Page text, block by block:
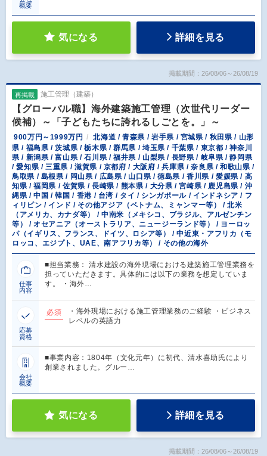
概要
気になる 詳細を見る
掲載期間：26/08/06～26/08/19
再掲載 施工管理（建築）
【グローバル職】海外建築施工管理（次世代リーダー
候補）～「子どもたちに誇れるしごとを。」～
900万円～1999万円
北海道 / 青森県 / 岩手県 / 宮城県 / 秋田県 / 山形
県 / 福島県 / 茨城県 / 栃木県 / 群馬県 / 埼玉県 / 千葉県 / 東京都 / 神奈川
県 / 新潟県 / 富山県 / 石川県 / 福井県 / 山梨県 / 長野県 / 岐阜県 / 静岡県
/ 愛知県 / 三重県 / 滋賀県 / 京都府 / 大阪府 / 兵庫県 / 奈良県 / 和歌山県 /
鳥取県 / 島根県 / 岡山県 / 広島県 / 山口県 / 徳島県 / 香川県 / 愛媛県 / 高
知県 / 福岡県 / 佐賀県 / 長崎県 / 熊本県 / 大分県 / 宮崎県 / 鹿児島県 / 沖
縄県 / 中国 / 韓国 / 香港 / 台湾 / タイ / シンガポール / インドネシア / フ
ィリピン / インド / その他アジア（ベトナム、ミャンマー等） / 北米
（アメリカ、カナダ等） / 中南米（メキシコ、ブラジル、アルゼンチン
等） / オセアニア（オーストラリア、ニュージーランド等） / ヨーロッ
パ（イギリス、フランス、ドイツ、ロシア等） / 中近東・アフリカ（モ
ロッコ、エジプト、UAE、南アフリカ等） / その他の海外
仕事
内容
■担当業務： 清水建設の海外現場における建築施工管理業務を
担っていただきます。具体的には以下の業務を想定していま
す。 ・海外…
応募
資格
必須
・海外現場における施工管理業務のご経験 ・ビジネス
レベルの英語力
会社
概要
■事業内容：1804年（文化元年）に初代、清水喜助氏により
創業されました。グルー…
気になる 詳細を見る
掲載期間：26/08/06～26/08/19